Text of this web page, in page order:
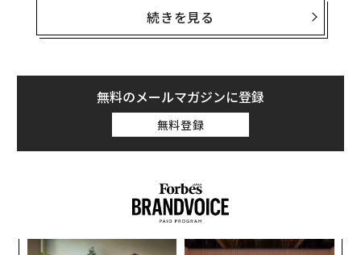
ストン・ダイナミクスのAtlasがサッカー選手のゴールパ
フォーマンスを再現するる姿を誇らしげに披露した。と
ノイドロボットに奪われないようにすることを訴える
波状ストライキに踏み切っている。現在の労使交渉には
他の争点もあるものの、ヒューマノイドロボットが引き
金となったストライキとしては、おそらく史上初のもの
だ。
ヒューマノイドロボットが人間の仕事を奪うかどうかと
いう議論は、これまでは未来の話だった。いつか、どこ
続きを見る
無料のメールマガジンに登録
無料登録